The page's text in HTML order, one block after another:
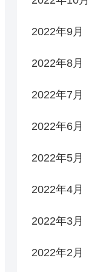
2022年9月
2022年8月
2022年7月
2022年6月
2022年5月
2022年4月
2022年3月
2022年2月